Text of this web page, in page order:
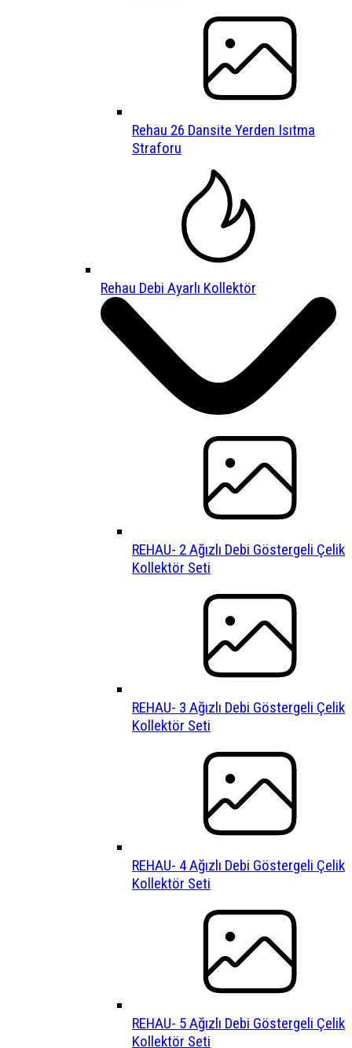
Rehau 26 Dansite Yerden Isıtma
Straforu
Rehau Debi Ayarlı Kollektör
REHAU- 2 Ağızlı Debi Göstergeli Çelik
Kollektör Seti
REHAU- 3 Ağızlı Debi Göstergeli Çelik
Kollektör Seti
REHAU- 4 Ağızlı Debi Göstergeli Çelik
Kollektör Seti
REHAU- 5 Ağızlı Debi Göstergeli Çelik
Kollektör Seti